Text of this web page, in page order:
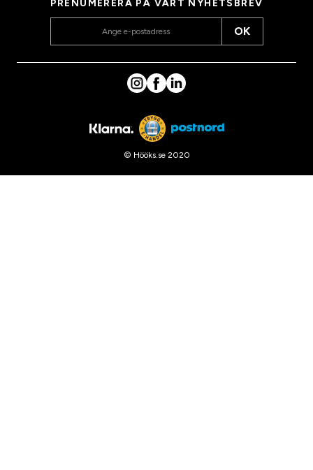
PRENUMERERA PÅ VÅRT NYHETSBREV
OK
© Hööks.se 2020